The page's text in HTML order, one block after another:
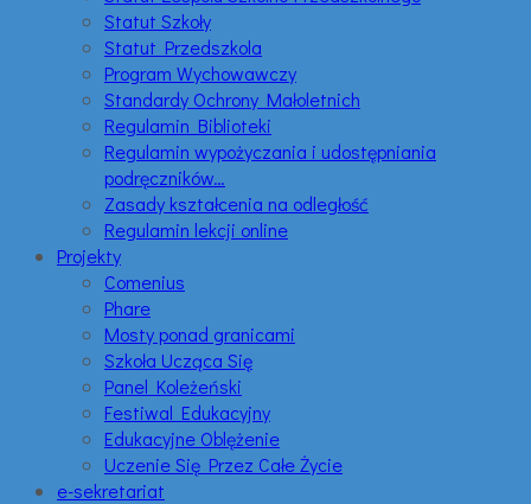
Statut Szkoły
Statut Przedszkola
Program Wychowawczy
Standardy Ochrony Małoletnich
Regulamin Biblioteki
Regulamin wypożyczania i udostępniania
podręczników…
Zasady kształcenia na odległość
Regulamin lekcji online
Projekty
Comenius
Phare
Mosty ponad granicami
Szkoła Ucząca Się
Panel Koleżeński
Festiwal Edukacyjny
Edukacyjne Oblężenie
Uczenie Się Przez Całe Życie
e-sekretariat